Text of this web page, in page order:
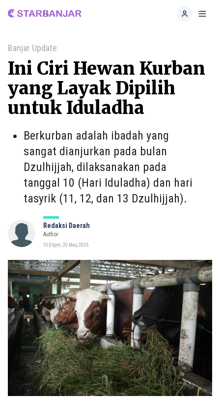
Home
Banjar Update
Ini Ciri Hewan Kurban
yang Layak Dipilih
untuk Iduladha
Berkurban adalah ibadah yang
sangat dianjurkan pada bulan
Dzulhijjah, dilaksanakan pada
tanggal 10 (Hari Iduladha) dan hari
tasyrik (11, 12, dan 13 Dzulhijjah).
Redaksi Daerah
Author
10:05pm, 20 May, 2026